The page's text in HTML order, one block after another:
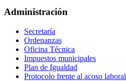
Administración
Secretaría
Ordenanzas
Oficina Técnica
Impuestos municipales
Plan de Igualdad
Protocolo frente al acoso laboral